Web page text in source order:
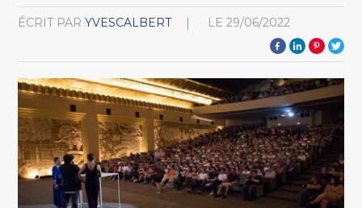
ÉCRIT PAR YVESCALBERT LE 29/06/2022